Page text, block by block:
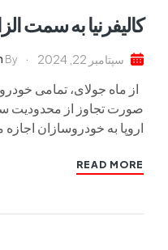
کالیفرنیا به
سپتامبر 22, 2024 By
از ماه جولای، تمامی
صورت تجاوز از محدودیت
اروپا به خودروسازان اجازه
READ MORE